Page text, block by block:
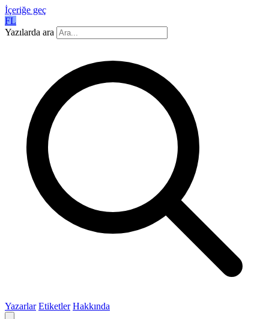
İçeriğe geç
FL
Yazılarda ara
Yazarlar Etiketler Hakkında